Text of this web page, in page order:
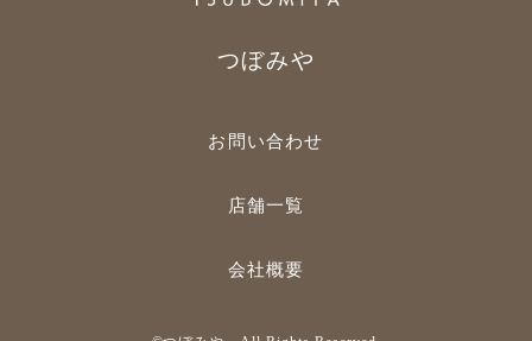
つぼみや
お問い合わせ
店舗一覧
会社概要